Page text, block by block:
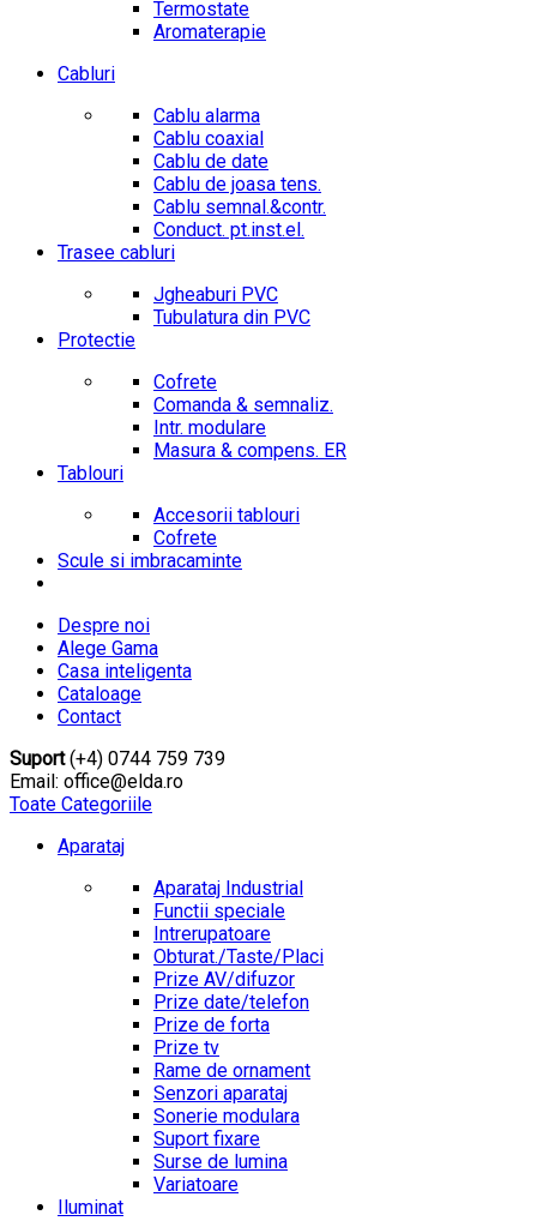
Termostate
Aromaterapie
Cabluri
Cablu alarma
Cablu coaxial
Cablu de date
Cablu de joasa tens.
Cablu semnal.&contr.
Conduct. pt.inst.el.
Trasee cabluri
Jgheaburi PVC
Tubulatura din PVC
Protectie
Cofrete
Comanda & semnaliz.
Intr. modulare
Masura & compens. ER
Tablouri
Accesorii tablouri
Cofrete
Scule si imbracaminte
Despre noi
Alege Gama
Casa inteligenta
Cataloage
Contact
Suport(+4) 0744 759 739
Email: office@elda.ro
Toate Categoriile
Aparataj
Aparataj Industrial
Functii speciale
Intrerupatoare
Obturat./Taste/Placi
Prize AV/difuzor
Prize date/telefon
Prize de forta
Prize tv
Rame de ornament
Senzori aparataj
Sonerie modulara
Suport fixare
Surse de lumina
Variatoare
Iluminat